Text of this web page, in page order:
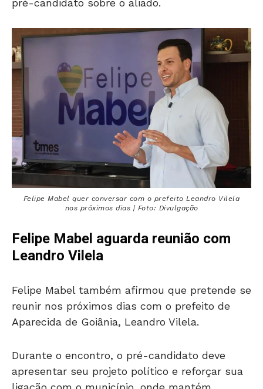
pré-candidato sobre o aliado.
Felipe Mabel quer conversar com o prefeito Leandro Vilela
nos próximos dias | Foto: Divulgação
Felipe Mabel aguarda reunião com
Leandro Vilela
Felipe Mabel também afirmou que pretende se
reunir nos próximos dias com o prefeito de
Aparecida de Goiânia, Leandro Vilela.
Durante o encontro, o pré-candidato deve
apresentar seu projeto político e reforçar sua